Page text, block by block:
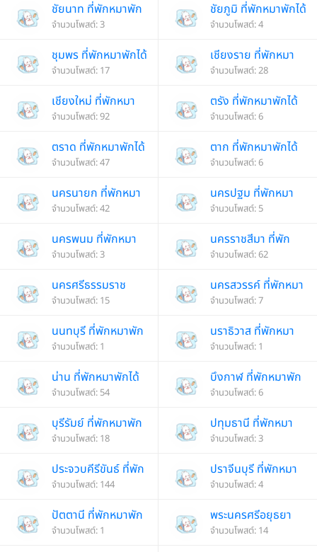
ชัยนาท ที่พักหมาพัก
ได้
จำนวนโพสต์: 3
ชัยภูมิ ที่พักหมาพักได้
จำนวนโพสต์: 4
ชุมพร ที่พักหมาพักได้
จำนวนโพสต์: 17
เชียงราย ที่พักหมา
พักได้
จำนวนโพสต์: 28
เชียงใหม่ ที่พักหมา
พักได้
จำนวนโพสต์: 92
ตรัง ที่พักหมาพักได้
จำนวนโพสต์: 6
ตราด ที่พักหมาพักได้
จำนวนโพสต์: 47
ตาก ที่พักหมาพักได้
จำนวนโพสต์: 6
นครนายก ที่พักหมา
พักได้
จำนวนโพสต์: 42
นครปฐม ที่พักหมา
พักได้
จำนวนโพสต์: 5
นครพนม ที่พักหมา
พักได้
จำนวนโพสต์: 3
นครราชสีมา ที่พัก
หมาพักได้
จำนวนโพสต์: 62
นครศรีธรรมราช
ที่พักหมาพักได้
จำนวนโพสต์: 15
นครสวรรค์ ที่พักหมา
พักได้
จำนวนโพสต์: 7
นนทบุรี ที่พักหมาพัก
ได้
จำนวนโพสต์: 1
นราธิวาส ที่พักหมา
พักได้
จำนวนโพสต์: 1
น่าน ที่พักหมาพักได้
จำนวนโพสต์: 54
บึงกาฬ ที่พักหมาพัก
ได้
จำนวนโพสต์: 6
บุรีรัมย์ ที่พักหมาพัก
ได้
จำนวนโพสต์: 18
ปทุมธานี ที่พักหมา
พักได้
จำนวนโพสต์: 3
ประจวบคีรีขันธ์ ที่พัก
หมาพักได้
จำนวนโพสต์: 144
ปราจีนบุรี ที่พักหมา
พักได้
จำนวนโพสต์: 4
ปัตตานี ที่พักหมาพัก
ได้
จำนวนโพสต์: 1
พระนครศรีอยุธยา
ที่พักหมาพักได้
จำนวนโพสต์: 14